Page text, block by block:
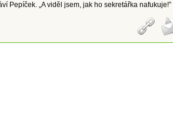
Pepíček. „A viděl jsem, jak ho sekretářka nafukuje!”